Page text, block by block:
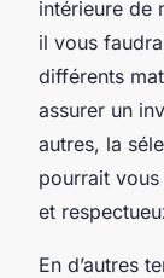
intérieure de
il vous
différents
assurer un
autres, la
pourrait
et
En d’autres